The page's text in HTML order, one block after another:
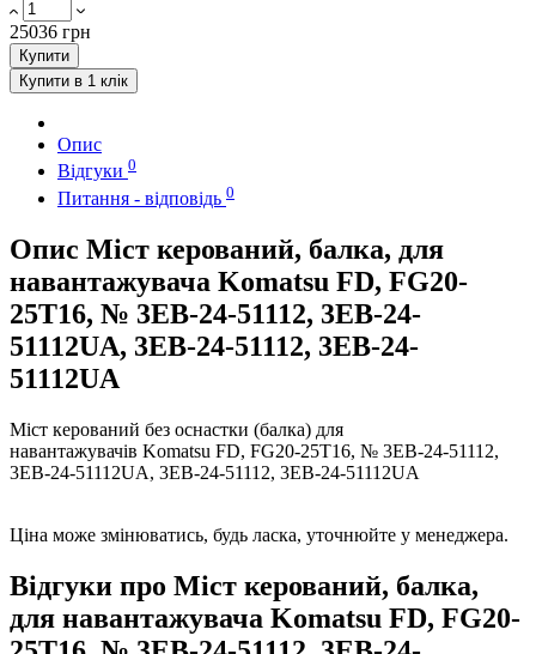
25036 грн
Купити
Купити в 1 клік
Опис
Відгуки 0
Питання - відповідь 0
Опис Міст керований, балка, для
навантажувача Komatsu FD, FG20-
25T16, № 3EB-24-51112, 3EB-24-
51112UA, 3EB-24-51112, 3EB-24-
51112UA
Міст керований без оснастки (балка) для
навантажувачів Komatsu FD, FG20-25T16, № 3EB-24-51112,
3EB-24-51112UA, 3EB-24-51112, 3EB-24-51112UA
Ціна може змінюватись, будь ласка, уточнюйте у менеджера.
Відгуки про Міст керований, балка,
для навантажувача Komatsu FD, FG20-